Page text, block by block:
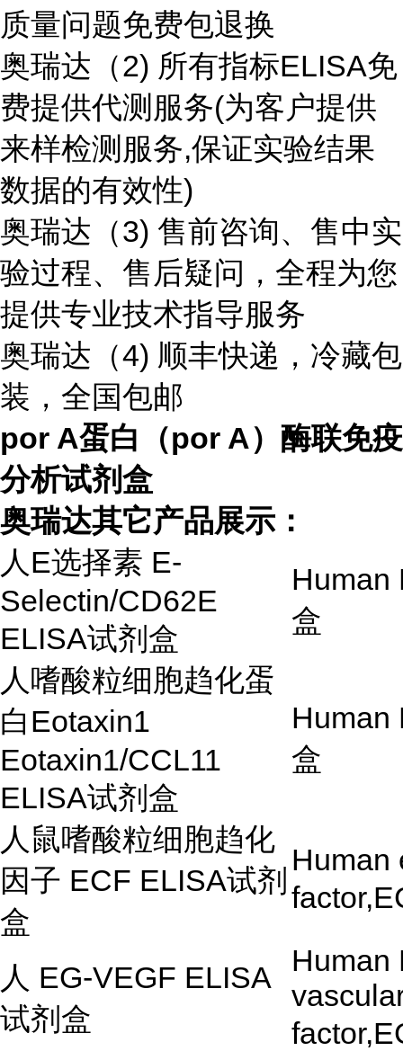
质量问题免费包退换
奥瑞达（2) 所有指标ELISA免
费提供代测服务(为客户提供
来样检测服务,保证实验结果
数据的有效性)
奥瑞达（3) 售前咨询、售中实
验过程、售后疑问，全程为您
提供专业技术指导服务
奥瑞达（4) 顺丰快递，冷藏包
装，全国包邮
por A蛋白（por A）酶联免疫
分析试剂盒
奥瑞达其它产品展示：
人 E选择素 E-
Selectin/CD62E
ELISA试剂盒
Human
盒
人嗜酸粒细胞趋化蛋
白 Eotaxin1
Eotaxin1/CCL11
ELISA试剂盒
Human
盒
人鼠嗜酸粒细胞趋化
因子 ECF ELISA试剂
盒
Human
人 EG-VEGF ELISA
试剂盒
Human